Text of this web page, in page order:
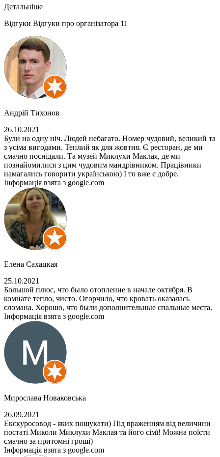
У музеї представлено багато цікавих експонатів, створена
галерея портретів рідних Маклая. Можна простежити їх
родовід. У музеї також можна дізнатись про подробиці з життя
дослідника, в тому числі й серед темношкірих "диких
папуасів". А також про те, як Маклаєві вдалось, проживши
лише 42 роки, назавжди увійти у вдячну пам'ять людства.
Детальніше
Відгуки Відгуки про організатора 11
Андрій Тихонов
26.10.2021
Були на одну ніч. Людей небагато. Номер чудовий, великий та
з усіма вигодами. Теплий як для жовтня. Є ресторан, де ми
смачно поснідали. Та музей Миклухи Маклая, де ми
познайомилися з цим чудовим мандрівником. Працівники
намагались говорити українською) І то вже є добре.
Інформація взята з google.com
Елена Сахацкая
25.10.2021
Большой плюс, что было отопление в начале октября. В
комнате тепло, чисто. Огорчило, что кровать оказалась
сломана. Хорошо, что были дополнительные спальные места.
Інформація взята з google.com
Мирослава Новаковська
26.09.2021
Екскуросовод - яких пошукати) Під враженням від величини
постаті Миколи Миклухи Маклая та його сімї! Можна поїсти
смачно за притомні гроші)
Інформація взята з google.com